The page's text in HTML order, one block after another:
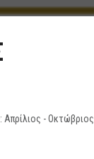
: Απρίλιος - Οκτώβριος